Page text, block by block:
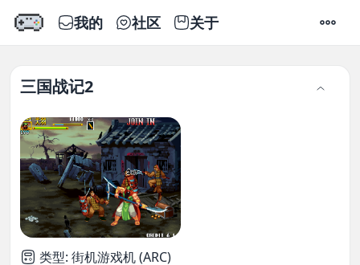
我的 社区 关于 设置
三国战记2
类型: 街机游戏机 (ARC)